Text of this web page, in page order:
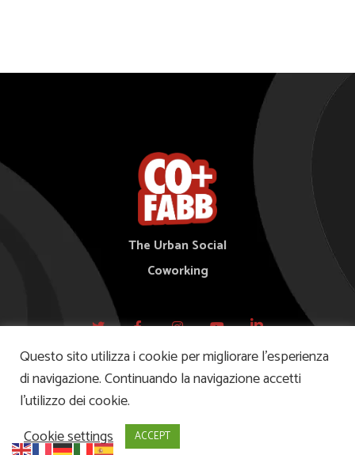
The Urban Social
Coworking
P.IVA 07068350961
Powered by
Questo sito utilizza i cookie per migliorare l’esperienza
di navigazione. Continuando la navigazione accetti
l’utilizzo dei cookie.
Cookie settings
ACCEPT